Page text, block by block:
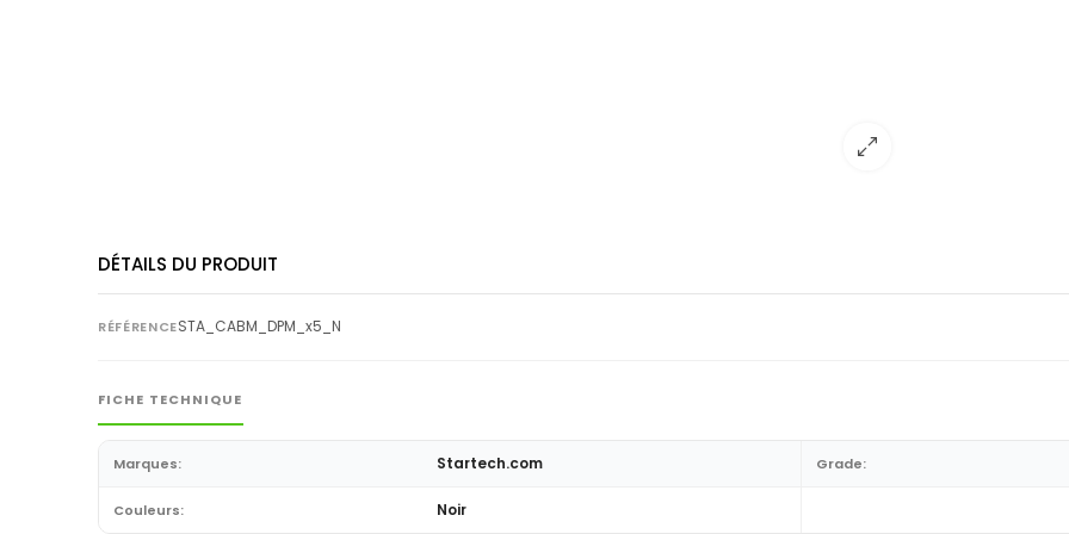
DÉTAILS DU PRODUIT
RÉFÉRENCESTA_CABM_DPM_x5_N
FICHE TECHNIQUE
Marques: Startech.com Grade:
Couleurs: Noir